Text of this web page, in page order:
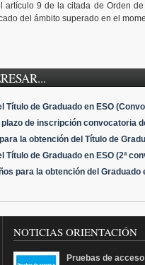
artículo 9 de la citada de Orden
del ámbito superado en el
Título de Graduado en ESO
de inscripción convocatoria
la obtención del Título de
de Graduado en ESO (2ª
para la obtención del
NOTICIAS ORIENTACIÓN
Pruebas de